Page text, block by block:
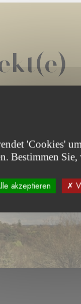
IN DER
'Cookies'
Bestimmen
akzeptieren